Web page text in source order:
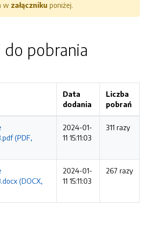
w załączniku poniżej.
do pobrania
Data
dodania
Liczba
pobrań
(PDF,
2024-01-
11 15:11:03
311 razy
(DOCX,
2024-01-
11 15:11:03
267 razy